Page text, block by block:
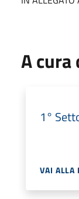
A cura
1°
VAI ALLA